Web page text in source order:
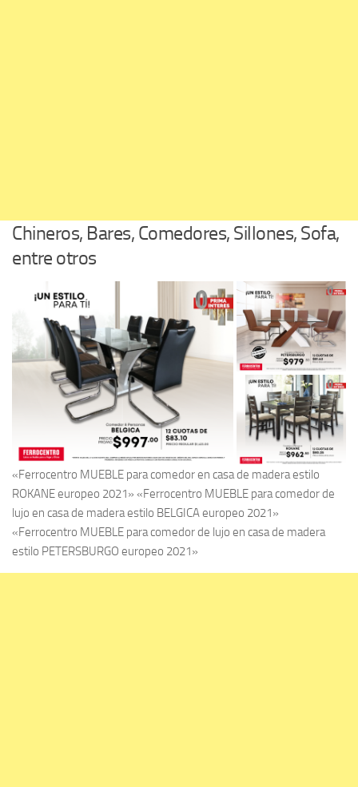
Chineros, Bares, Comedores, Sillones, Sofa,
entre otros
«Ferrocentro MUEBLE para comedor en casa de madera estilo
ROKANE europeo 2021» «Ferrocentro MUEBLE para comedor de
lujo en casa de madera estilo BELGICA europeo 2021»
«Ferrocentro MUEBLE para comedor de lujo en casa de madera
estilo PETERSBURGO europeo 2021»